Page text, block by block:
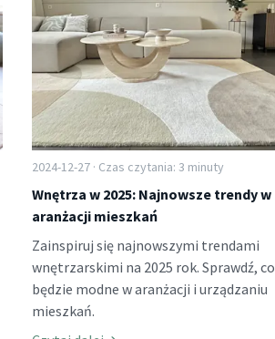
2024-12-27 · Czas czytania: 3 minuty
Wnętrza w 2025: Najnowsze trendy w
aranżacji mieszkań
Zainspiruj się najnowszymi trendami
wnętrzarskimi na 2025 rok. Sprawdź, co
będzie modne w aranżacji i urządzaniu
mieszkań.